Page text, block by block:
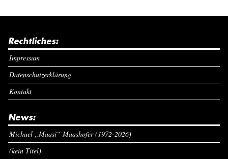
Rechtliches:
Impressum
Datenschutzerklärung
Kontakt
News:
Michael „Maasi“ Maashofer (1972-2026)
(kein Titel)